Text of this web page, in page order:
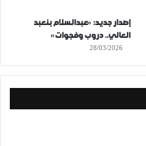
إصدار جديد: «عبدالسلام بنعبد
العالي.. دروب وفجوات»
28/03/2026